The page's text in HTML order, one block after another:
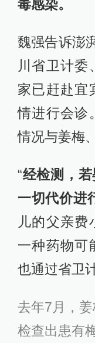
毒感染。
魏强告诉澎
川省卫计委
家已赶赴宜
情进行会诊
情况与姜梅
“经检测，
一切代价进
儿的父亲费
一种药物可
也通过省卫
去年7月，
检查出患有